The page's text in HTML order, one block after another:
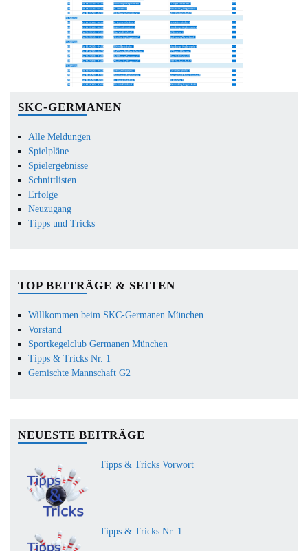
SKC-GERMANEN
Alle Meldungen
Spielpläne
Spielergebnisse
Schnittlisten
Erfolge
Neuzugang
Tipps und Tricks
TOP BEITRÄGE & SEITEN
Willkommen beim SKC-Germanen München
Vorstand
Sportkegelclub Germanen München
Tipps & Tricks Nr. 1
Gemischte Mannschaft G2
NEUESTE BEITRÄGE
Tipps & Tricks Vorwort
Tipps & Tricks Nr. 1